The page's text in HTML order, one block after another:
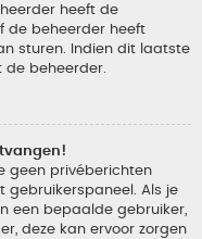
heeft de
de beheerder heeft
sturen. Indien dit laatste
beheerder.
geen privéberichten
gebruikerspaneel. Als je
een bepaalde gebruiker,
deze kan ervoor zorgen